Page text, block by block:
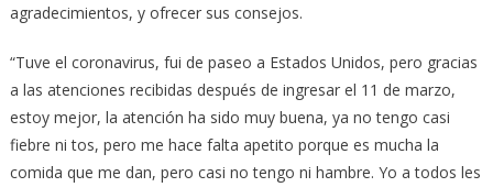
agradecimientos, y ofrecer sus consejos.
“Tuve el coronavirus, fui de paseo a Estados Unidos, pero gracias
a las atenciones recibidas después de ingresar el 11 de marzo,
estoy mejor, la atención ha sido muy buena, ya no tengo casi
fiebre ni tos, pero me hace falta apetito porque es mucha la
comida que me dan, pero casi no tengo ni hambre. Yo a todos les